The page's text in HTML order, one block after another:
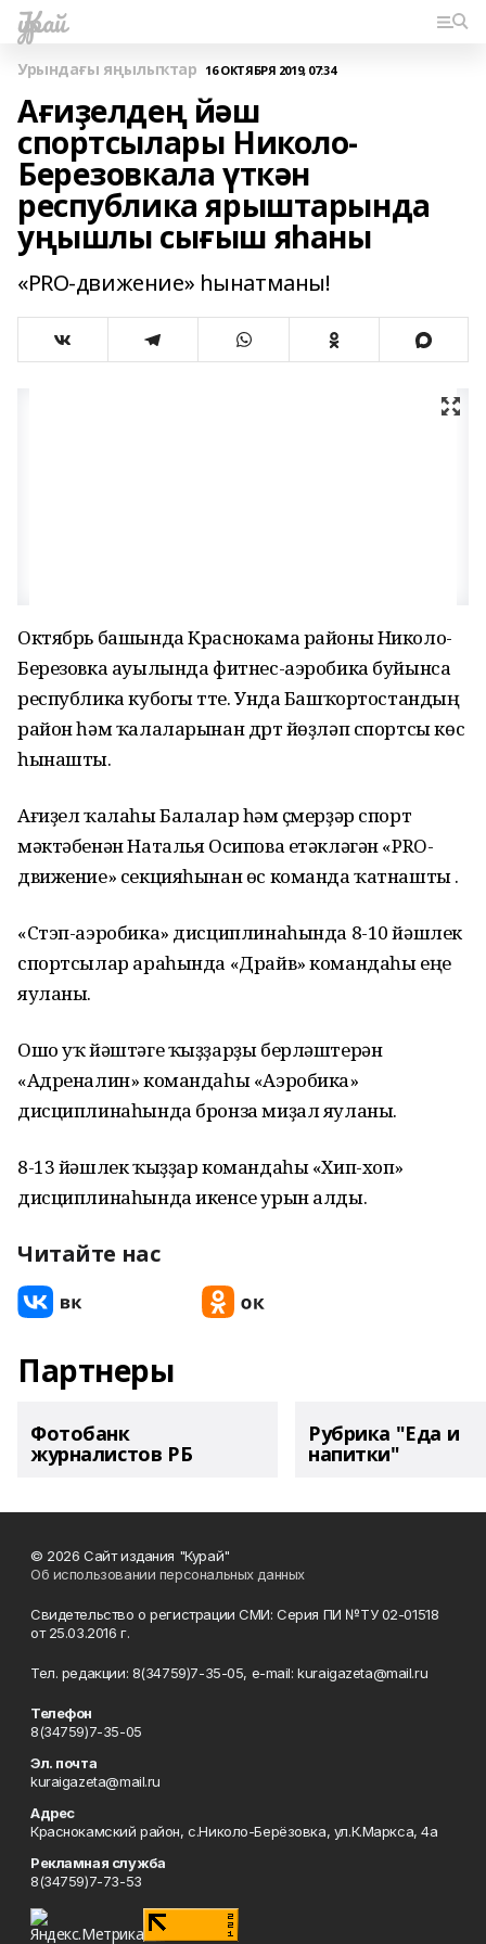
Ҡурай
Урындағы яңылыҡтар 16 ОКТЯБРЯ 2019, 07:34
Ағиҙелдең йәш
спортсылары Николо-
Березовкала үткән
республика ярыштарында
уңышлы сығыш яһаны
«PRO-движение» һынатманы!
Октябрь башында Краснокама районы Николо-
Березовка ауылында фитнес-аэробика буйынса
республика кубогы үтте. Унда Башҡортостандың
район һәм ҡалаларынан дүрт йөҙләп спортсы көс
һынашты.
Ағиҙел ҡалаһы Балалар һәм үҫмерҙәр спорт
мәктәбенән Наталья Осипова етәкләгән «PRO-
движение» секцияһынан өс команда ҡатнашты .
«Стэп-аэробика» дисциплинаһында 8-10 йәшлек
спортсылар араһында «Драйв» командаһы еңеү
яуланы.
Ошо уҡ йәштәге ҡыҙҙарҙы берләштерән
«Адреналин» командаһы «Аэробика»
дисциплинаһында бронза миҙал яуланы.
8-13 йәшлек ҡыҙҙар командаһы «Хип-хоп»
дисциплинаһында икенсе урын алды.
Читайте нас
Партнеры
Фотобанк
журналистов РБ
Рубрика "Еда и
напитки"
© 2026 Сайт издания "Курай"
Об использовании персональных данных
Свидетельство о регистрации СМИ: Серия ПИ №ТУ 02-01518
от 25.03.2016 г.
Тел. редакции: 8(34759)7-35-05, e-mail: kuraigazeta@mail.ru
Телефон
8(34759)7-35-05
Эл. почта
kuraigazeta@mail.ru
Адрес
Краснокамский район, с.Николо-Берёзовка, ул.К.Маркса, 4а
Рекламная служба
8(34759)7-73-53